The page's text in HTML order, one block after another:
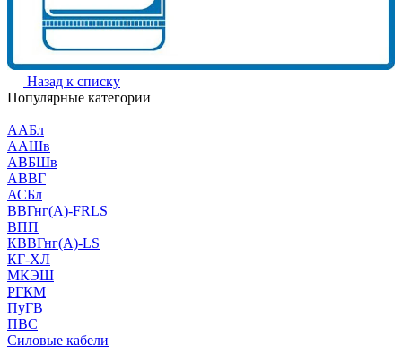
Назад к списку
Популярные категории
ААБл
ААШв
АВБШв
АВВГ
АСБл
ВВГнг(А)-FRLS
ВПП
КВВГнг(А)-LS
КГ-ХЛ
МКЭШ
РГКМ
ПуГВ
ПВС
Силовые кабели